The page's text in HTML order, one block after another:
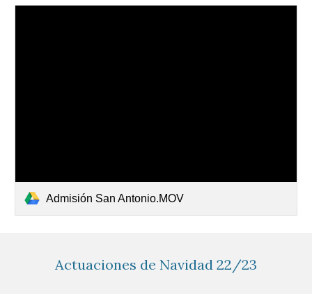
Admisión San Antonio.MOV
Actuaciones de Navidad 22/23